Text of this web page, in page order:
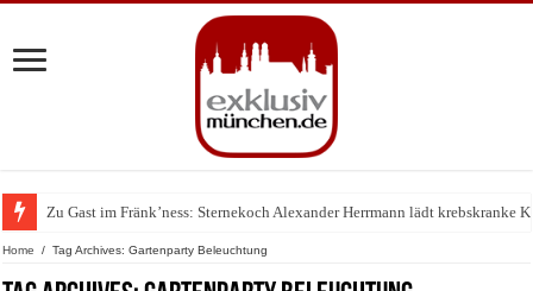
Zu Gast im Fränk’ness: Sternekoch Alexander Herrmann lädt krebskranke
Warum München gerade zum Treffpunkt der Lingerie-Branche wurde
Home / Tag Archives: Gartenparty Beleuchtung